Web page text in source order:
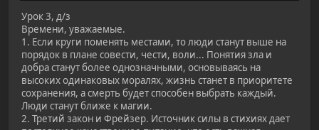
Урок 3, д/з
Времени, уважаемые.
1. Если круги поменять местами, то люди станут выше на
порядок в плане совести, чести, воли... Понятия зла и
добра станут более однозначными, основываясь на
высоких одинаковых моралях, жизнь станет в приоритете
сохранения, а смерть будет способен выбрать каждый.
Люди станут ближе к магии.
2. Третий закон и Фрейзер. Источник силы в стихиях дает